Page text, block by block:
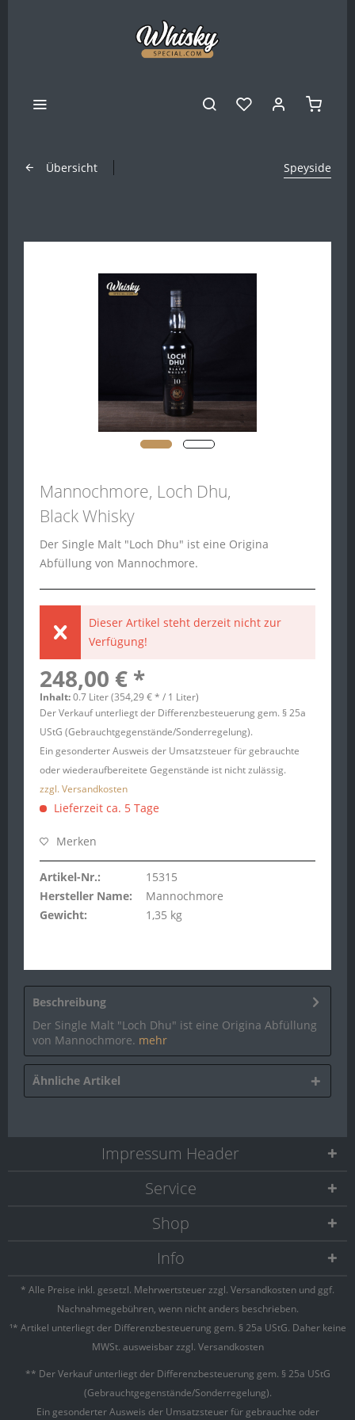
Übersicht Speyside
Mannochmore, Loch Dhu,
Black Whisky
Der Single Malt "Loch Dhu" ist eine Origina
Abfüllung von Mannochmore.
Dieser Artikel steht derzeit nicht zur
Verfügung!
248,00 € *
Inhalt:0.7 Liter (354,29 € * / 1 Liter)
Der Verkauf unterliegt der Differenzbesteuerung gem. § 25a
UStG (Gebrauchtgegenstände/Sonderregelung).
Ein gesonderter Ausweis der Umsatzsteuer für gebrauchte
oder wiederaufbereitete Gegenstände ist nicht zulässig.
zzgl. Versandkosten
Lieferzeit ca. 5 Tage
Merken
Artikel-Nr.:
15315
Hersteller Name:
Mannochmore
Gewicht:
1,35 kg
Beschreibung
Der Single Malt "Loch Dhu" ist eine Origina Abfüllung
von Mannochmore. mehr
Ähnliche Artikel
Service
Shop
Info
Impressum Header
* Alle Preise inkl. gesetzl. Mehrwertsteuer zzgl. Versandkosten und ggf.
Nachnahmegebühren, wenn nicht anders beschrieben.
¹* Artikel unterliegt der Differenzbesteuerung gem. § 25a UStG. Daher keine
MWSt. ausweisbar zzgl. Versandkosten
** Der Verkauf unterliegt der Differenzbesteuerung gem. § 25a UStG
(Gebrauchtgegenstände/Sonderregelung).
Ein gesonderter Ausweis der Umsatzsteuer für gebrauchte oder